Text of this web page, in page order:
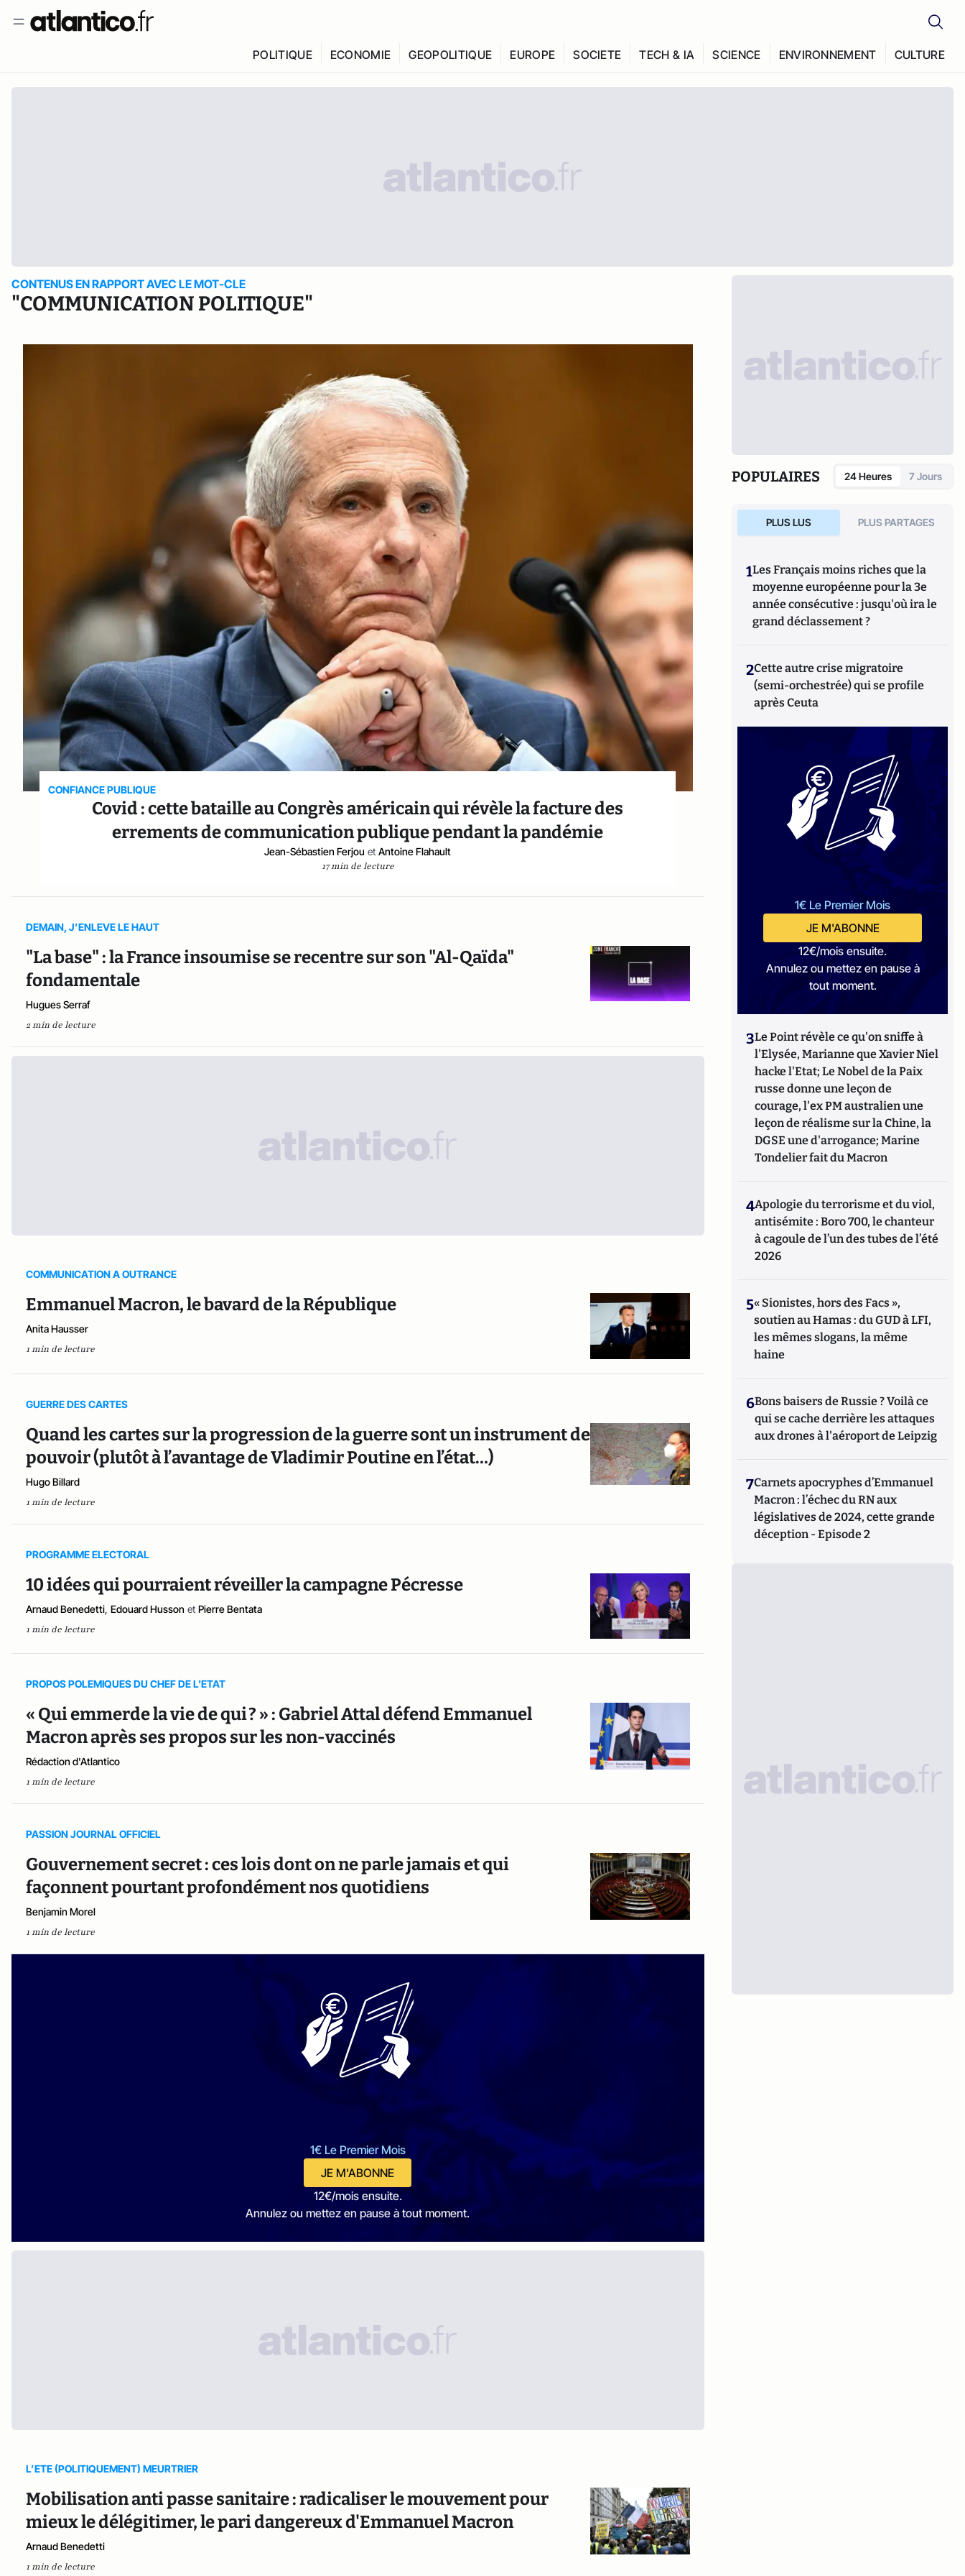
POLITIQUE ECONOMIE GEOPOLITIQUE EUROPE SOCIETE TECH & IA SCIENCE ENVIRONNEMENT CULTURE
CONTENUS EN RAPPORT AVEC LE MOT-CLE
"COMMUNICATION POLITIQUE"
CONFIANCE PUBLIQUE
Covid : cette bataille au Congrès américain qui révèle la facture des
errements de communication publique pendant la pandémie
Jean-Sébastien Ferjou et Antoine Flahault
17 min de lecture
DEMAIN, J’ENLEVE LE HAUT
"La base" : la France insoumise se recentre sur son "Al-Qaïda"
fondamentale
Hugues Serraf
2 min de lecture
COMMUNICATION A OUTRANCE
Emmanuel Macron, le bavard de la République
Anita Hausser
1 min de lecture
GUERRE DES CARTES
Quand les cartes sur la progression de la guerre sont un instrument de
pouvoir (plutôt à l’avantage de Vladimir Poutine en l’état…)
Hugo Billard
1 min de lecture
PROGRAMME ELECTORAL
10 idées qui pourraient réveiller la campagne Pécresse
Arnaud Benedetti, Edouard Husson et Pierre Bentata
1 min de lecture
PROPOS POLEMIQUES DU CHEF DE L'ETAT
« Qui emmerde la vie de qui ? » : Gabriel Attal défend Emmanuel
Macron après ses propos sur les non-vaccinés
Rédaction d'Atlantico
1 min de lecture
PASSION JOURNAL OFFICIEL
Gouvernement secret : ces lois dont on ne parle jamais et qui
façonnent pourtant profondément nos quotidiens
Benjamin Morel
1 min de lecture
1€ Le Premier Mois
JE M'ABONNE
12€/mois ensuite.
Annulez ou mettez en pause à tout moment.
L’ETE (POLITIQUEMENT) MEURTRIER
Mobilisation anti passe sanitaire : radicaliser le mouvement pour
mieux le délégitimer, le pari dangereux d'Emmanuel Macron
Arnaud Benedetti
1 min de lecture
POPULAIRES 24 Heures 7 Jours
PLUS LUS PLUS PARTAGES
1Les Français moins riches que la
moyenne européenne pour la 3e
année consécutive : jusqu'où ira le
grand déclassement ?
2Cette autre crise migratoire
(semi-orchestrée) qui se profile
après Ceuta
1€ Le Premier Mois
JE M'ABONNE
12€/mois ensuite.
Annulez ou mettez en pause à
tout moment.
3Le Point révèle ce qu'on sniffe à
l'Elysée, Marianne que Xavier Niel
hacke l'Etat; Le Nobel de la Paix
russe donne une leçon de
courage, l'ex PM australien une
leçon de réalisme sur la Chine, la
DGSE une d'arrogance; Marine
Tondelier fait du Macron
4Apologie du terrorisme et du viol,
antisémite : Boro 700, le chanteur
à cagoule de l’un des tubes de l’été
2026
5« Sionistes, hors des Facs »,
soutien au Hamas : du GUD à LFI,
les mêmes slogans, la même
haine
6Bons baisers de Russie ? Voilà ce
qui se cache derrière les attaques
aux drones à l'aéroport de Leipzig
7Carnets apocryphes d’Emmanuel
Macron : l’échec du RN aux
législatives de 2024, cette grande
déception - Episode 2